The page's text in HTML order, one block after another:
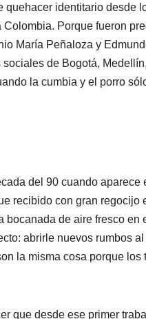
quehacer identitario desde
Porque fueron
María Peñaloza y
de Bogotá,
la cumbia y el porro
del 90 cuando aparece
recibido con gran regocijo
de aire fresco en
abrirle nuevos rumbos al
la misma cosa porque
que desde ese primer